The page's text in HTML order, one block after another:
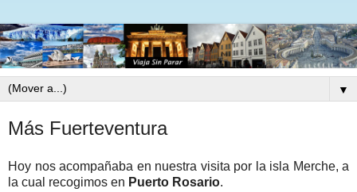
▼
Más Fuerteventura
Hoy nos acompañaba en nuestra visita por la isla Merche, a
la cual recogimos en Puerto Rosario.